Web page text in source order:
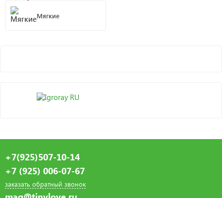
Мягкие
+7(925)507-10-14
+7 (925) 006-07-67
заказать обратный звонок